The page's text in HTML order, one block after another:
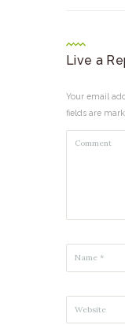
Live a
Your email
fields are